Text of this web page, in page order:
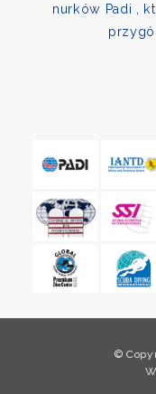
nurków Padi ,
©